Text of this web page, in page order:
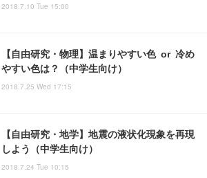
2018.7.10 Tue 15:00
【自由研究・物理】温まりやすい色 or 冷め
やすい色は？（中学生向け）
2018.7.25 Wed 17:15
【自由研究・地学】地震の液状化現象を再現
しよう（中学生向け）
2018.7.24 Tue 10:15